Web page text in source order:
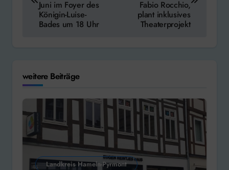
Juni im Foyer des
Königin-Luise-
Bades um 18 Uhr
Fabio Rocchio,
plant inklusives
Theaterprojekt
weitere Beiträge
Landkreis Hameln-Pyrmont